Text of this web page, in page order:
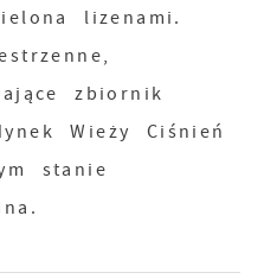
lizenami.
zbiornik
Wieży Ciśnień
stanie